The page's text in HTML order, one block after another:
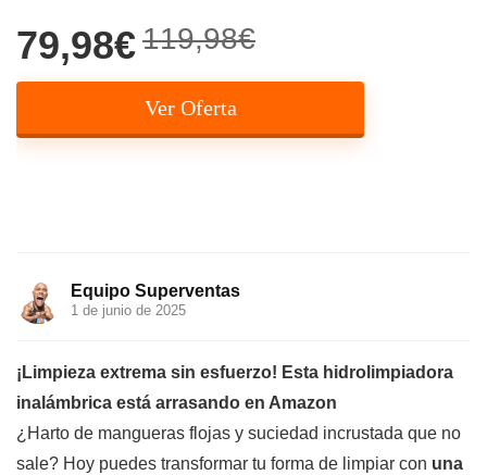
79,98€119,98€
Ver Oferta
Equipo Superventas
1 de junio de 2025
¡Limpieza extrema sin esfuerzo! Esta hidrolimpiadora
inalámbrica está arrasando en Amazon
¿Harto de mangueras flojas y suciedad incrustada que no
sale? Hoy puedes transformar tu forma de limpiar con una